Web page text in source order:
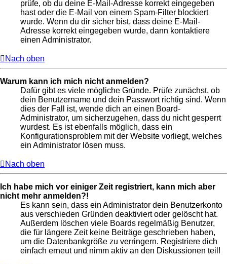
prüfe, ob du deine E-Mail-Adresse korrekt eingegeben
hast oder die E-Mail von einem Spam-Filter blockiert
wurde. Wenn du dir sicher bist, dass deine E-Mail-
Adresse korrekt eingegeben wurde, dann kontaktiere
einen Administrator.
Nach oben
Warum kann ich mich nicht anmelden?
Dafür gibt es viele mögliche Gründe. Prüfe zunächst, ob
dein Benutzername und dein Passwort richtig sind. Wenn
dies der Fall ist, wende dich an einen Board-
Administrator, um sicherzugehen, dass du nicht gesperrt
wurdest. Es ist ebenfalls möglich, dass ein
Konfigurationsproblem mit der Website vorliegt, welches
ein Administrator lösen muss.
Nach oben
Ich habe mich vor einiger Zeit registriert, kann mich aber
nicht mehr anmelden?!
Es kann sein, dass ein Administrator dein Benutzerkonto
aus verschieden Gründen deaktiviert oder gelöscht hat.
Außerdem löschen viele Boards regelmäßig Benutzer,
die für längere Zeit keine Beiträge geschrieben haben,
um die Datenbankgröße zu verringern. Registriere dich
einfach erneut und nimm aktiv an den Diskussionen teil!